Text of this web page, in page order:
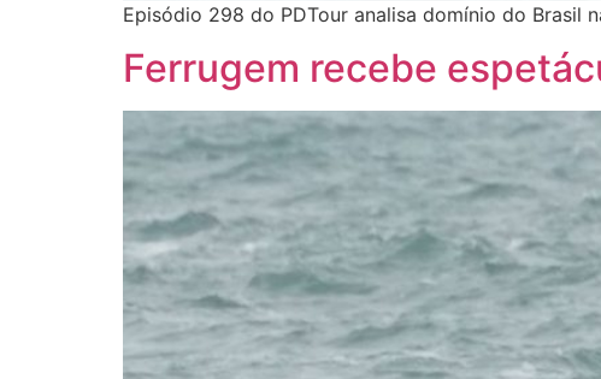
Episódio 298 do PDTour analisa domínio do Brasil
Ferrugem recebe